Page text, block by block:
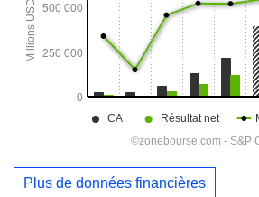
Plus de données financières